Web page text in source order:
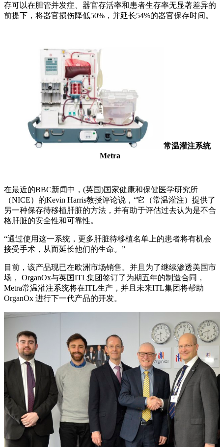
存可以在胆管并发症、器官存活率和患者生存率无显著差异的
前提下，将器官损伤降低50%，并延长54%的器官保存时间。
常温灌注系统
Metra
在最近的BBC新闻中，(英国)国家健康和保健医学研究所
（NICE）的Kevin Harris教授评论说，“它（常温灌注）提供了
另一种保存待移植肝脏的方法，并有助于评估过去认为是不合
格肝脏的安全性和可靠性。
“通过使用这一系统，更多肝脏待移植名单上的患者将有机会
接受手术，从而延长他们的生命。”
目前，该产品现已在欧洲市场销售。并且为了继续渗透美国市
场， OrganOx与英国ITL集团签订了为期五年的制造合同，
Metra常温灌注系统将在ITL生产，并且未来ITL集团将帮助
OrganOx 进行下一代产品的开发。